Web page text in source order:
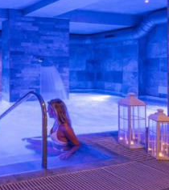
SPA OGNI GIORNO
SOGGIORNO, IL